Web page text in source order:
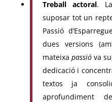
Treball actoral.
suposar tot un
Passió
dues versions
mateixa passió va
dedicació i
textos ja
aprofundiment